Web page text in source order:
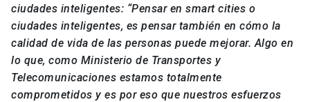
ciudades inteligentes: “Pensar en smart cities o
ciudades inteligentes, es pensar también en cómo la
calidad de vida de las personas puede mejorar. Algo en
lo que, como Ministerio de Transportes y
Telecomunicaciones estamos totalmente
comprometidos y es por eso que nuestros esfuerzos